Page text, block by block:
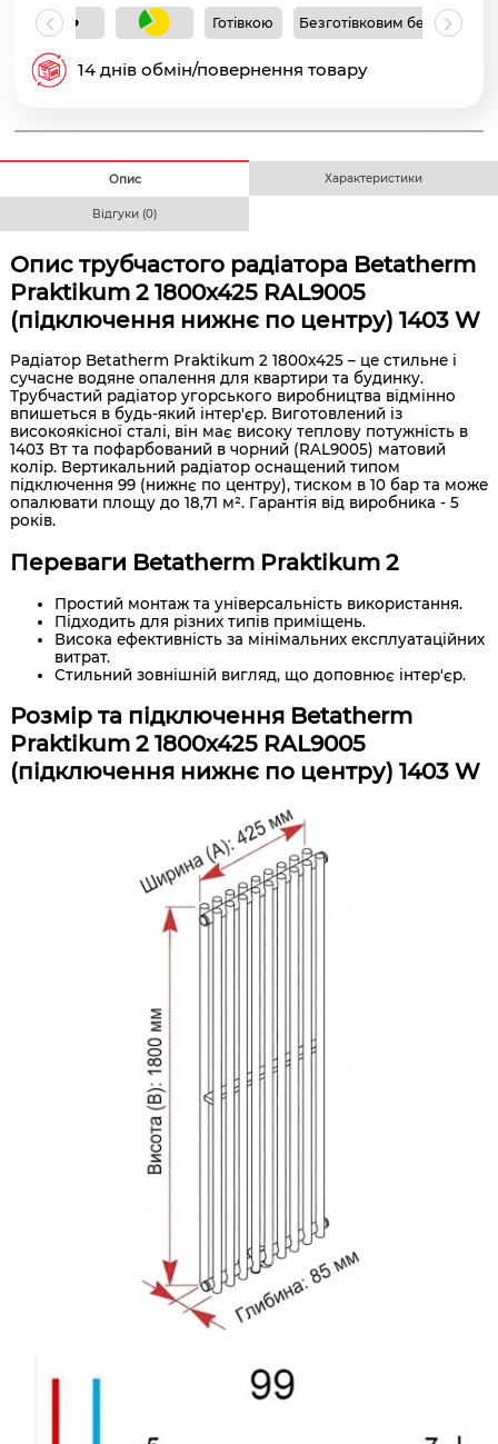
Готівкою Безготівковим без ПДВ
14 днів обмін/повернення товару
Опис Характеристики
Відгуки (0)
Опис трубчастого радіатора Betatherm
Praktikum 2 1800x425 RAL9005
(підключення нижнє по центру) 1403 W
Радіатор Betatherm Praktikum 2 1800x425 – це стильне і
сучасне водяне опалення для квартири та будинку.
Трубчастий радіатор угорського виробництва відмінно
впишеться в будь-який інтер'єр. Виготовлений із
високоякісної сталі, він має високу теплову потужність в
1403 Вт та пофарбований в чорний (RAL9005) матовий
колір. Вертикальний радіатор оснащений типом
підключення 99 (нижнє по центру), тиском в 10 бар та може
опалювати площу до 18,71 м². Гарантія від виробника - 5
років.
Переваги Betatherm Praktikum 2
Простий монтаж та універсальність використання.
Підходить для різних типів приміщень.
Висока ефективність за мінімальних експлуатаційних
витрат.
Стильний зовнішній вигляд, що доповнює інтер'єр.
Розмір та підключення Betatherm
Praktikum 2 1800x425 RAL9005
(підключення нижнє по центру) 1403 W